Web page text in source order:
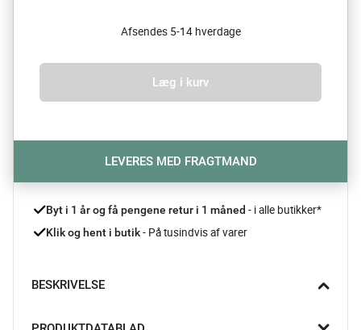
Afsendes 5-14 hverdage
Læg i kurv
LEVERES MED FRAGTMAND
Byt i 1 år og få pengene retur i 1 måned - i alle butikker*
Klik og hent i butik - På tusindvis af varer
BESKRIVELSE